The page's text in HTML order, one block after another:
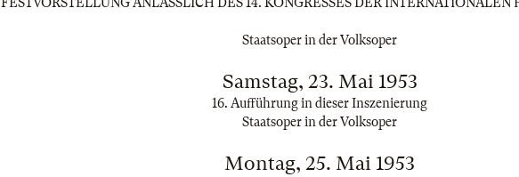
Staatsoper in der Volksoper
Samstag, 23. Mai 1953
16. Aufführung in dieser Inszenierung
Staatsoper in der Volksoper
Montag, 25. Mai 1953